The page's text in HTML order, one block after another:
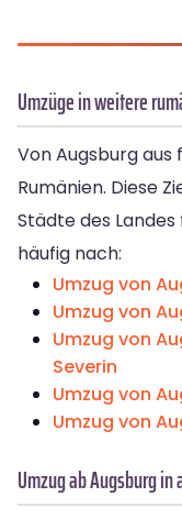
Umzüge in weitere
Von Augsburg
Rumänien. Diese
Städte des
häufig nach:
Umzug von
Umzug von
Umzug von
Severin
Umzug von
Umzug von
Umzug ab Augsburg in